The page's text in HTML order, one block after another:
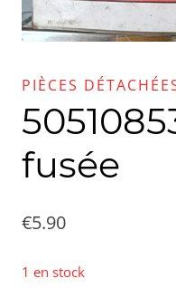
PIÈCES
fusée
€5.90
1 en stock